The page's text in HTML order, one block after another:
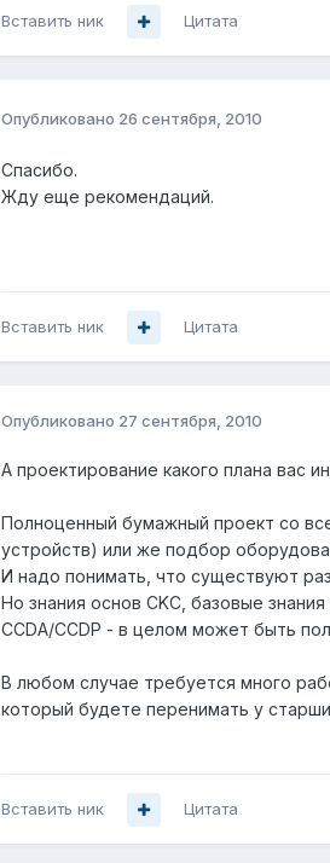
Вставить ник Цитата
Опубликовано 26 сентября, 2010
Спасибо.
Жду еще рекомендаций.
Вставить ник Цитата
Опубликовано 27 сентября, 2010
А проектирование какого плана вас
Полноценный бумажный проект со
устройств) или же подбор
И надо понимать, что существуют
Но знания основ CKC, базовые
CCDA/CCDP - в целом может быть
В любом случае требуется много
который будете перенимать у
Вставить ник Цитата